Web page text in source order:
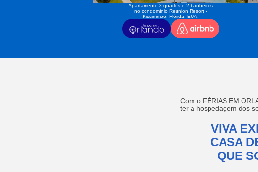
Apartamento 3 quartos e 2 banheiros
no condomínio Reunion Resort -
Kissimmee, Flórida, EUA.
Com o FÉRIAS EM
ter a hospedagem dos
VIVA
CASA
QUE